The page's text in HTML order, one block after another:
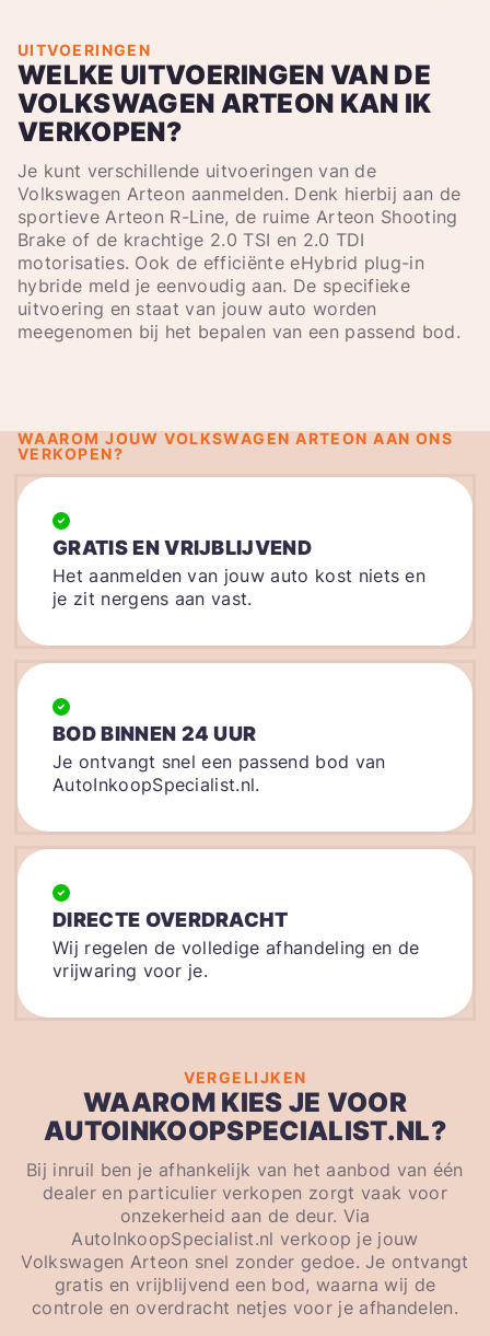
UITVOERINGEN
WELKE UITVOERINGEN VAN DE
VOLKSWAGEN ARTEON KAN IK
VERKOPEN?
Je kunt verschillende uitvoeringen van de
Volkswagen Arteon aanmelden. Denk hierbij aan de
sportieve Arteon R-Line, de ruime Arteon Shooting
Brake of de krachtige 2.0 TSI en 2.0 TDI
motorisaties. Ook de efficiënte eHybrid plug-in
hybride meld je eenvoudig aan. De specifieke
uitvoering en staat van jouw auto worden
meegenomen bij het bepalen van een passend bod.
WAAROM JOUW VOLKSWAGEN ARTEON AAN ONS
VERKOPEN?
GRATIS EN VRIJBLIJVEND
Het aanmelden van jouw auto kost niets en
je zit nergens aan vast.
BOD BINNEN 24 UUR
Je ontvangt snel een passend bod van
AutoInkoopSpecialist.nl.
DIRECTE OVERDRACHT
Wij regelen de volledige afhandeling en de
vrijwaring voor je.
VERGELIJKEN
WAAROM KIES JE VOOR
AUTOINKOOPSPECIALIST.NL?
Bij inruil ben je afhankelijk van het aanbod van één
dealer en particulier verkopen zorgt vaak voor
onzekerheid aan de deur. Via
AutoInkoopSpecialist.nl verkoop je jouw
Volkswagen Arteon snel zonder gedoe. Je ontvangt
gratis en vrijblijvend een bod, waarna wij de
controle en overdracht netjes voor je afhandelen.